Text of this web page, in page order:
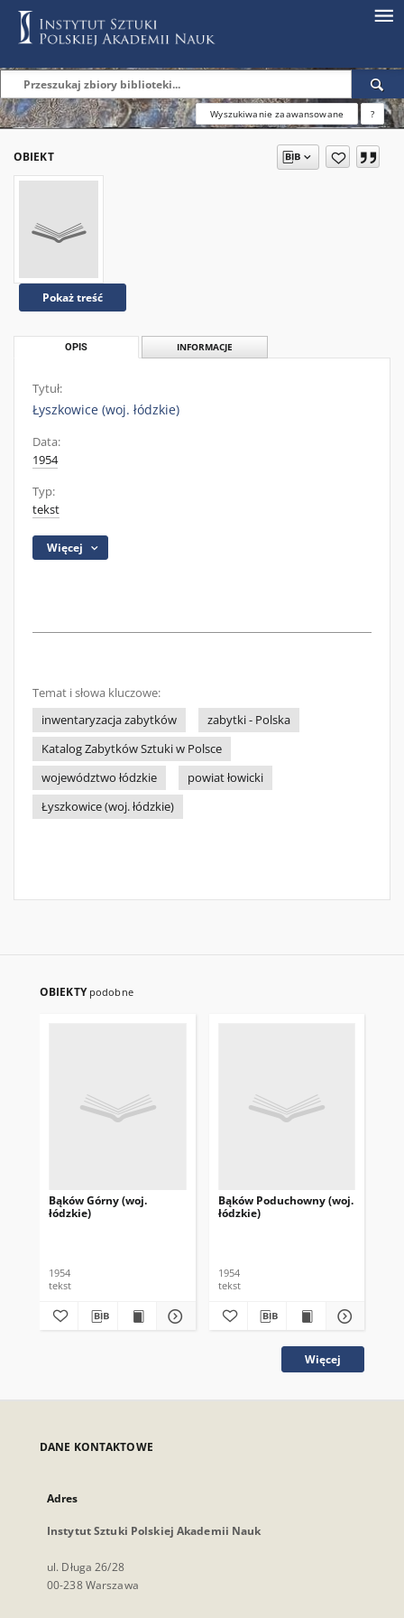
Wyszukiwanie zaawansowane ?
OBIEKT
Pokaż treść
OPIS INFORMACJE
Tytuł:
Łyszkowice (woj. łódzkie)
Data:
1954
Typ:
tekst
Więcej
Temat i słowa kluczowe:
inwentaryzacja zabytków
zabytki - Polska
Katalog Zabytków Sztuki w Polsce
województwo łódzkie
powiat łowicki
Łyszkowice (woj. łódzkie)
OBIEKTY podobne
Bąków Górny (woj.
łódzkie)
1954
tekst
Bąków Poduchowny (woj.
łódzkie)
1954
tekst
Więcej
DANE KONTAKTOWE
Adres
Instytut Sztuki Polskiej Akademii Nauk
ul. Długa 26/28
00-238 Warszawa